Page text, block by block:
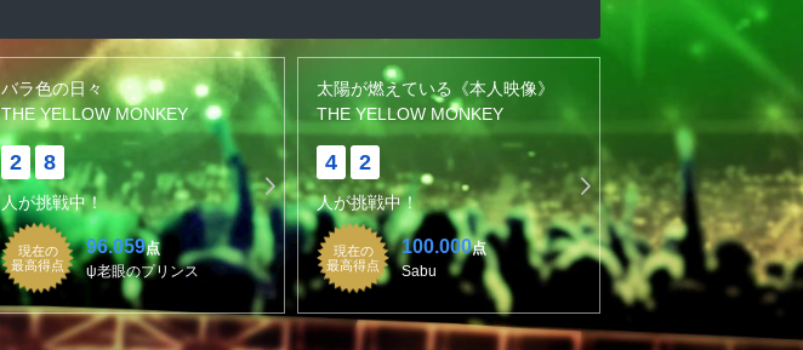
バラ色の日々
THE YELLOW MONKEY
2 8
人が挑戦中！
現在の
最高得点
96.059点
ψ老眼のプリンス
太陽が燃えている《本人映像》
THE YELLOW MONKEY
4 2
人が挑戦中！
現在の
最高得点
100.000点
Sabu